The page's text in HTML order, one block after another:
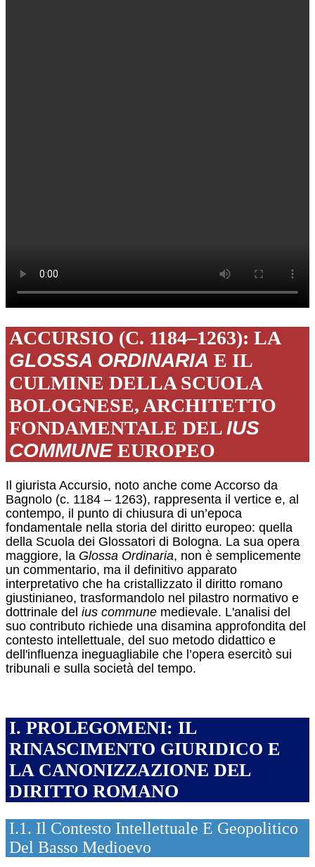
ACCURSIO (C. 1184–1263): LA
GLOSSA ORDINARIA E IL
CULMINE DELLA SCUOLA
BOLOGNESE, ARCHITETTO
FONDAMENTALE DELIUS
COMMUNEEUROPEO
Il giurista Accursio, noto anche come Accorso da
Bagnolo (c. 1184 – 1263), rappresenta il vertice e, al
contempo, il punto di chiusura di un’epoca
fondamentale nella storia del diritto europeo: quella
della Scuola dei Glossatori di Bologna. La sua opera
maggiore, la Glossa Ordinaria, non è semplicemente
un commentario, ma il definitivo apparato
interpretativo che ha cristallizzato il diritto romano
giustinianeo, trasformandolo nel pilastro normativo e
dottrinale del ius commune medievale. L'analisi del
suo contributo richiede una disamina approfondita del
contesto intellettuale, del suo metodo didattico e
dell'influenza ineguagliabile che l’opera esercitò sui
tribunali e sulla società del tempo.
I. PROLEGOMENI: IL
RINASCIMENTO GIURIDICO E
LA CANONIZZAZIONE DEL
DIRITTO ROMANO
I.1. Il Contesto Intellettuale E Geopolitico
Del Basso Medioevo